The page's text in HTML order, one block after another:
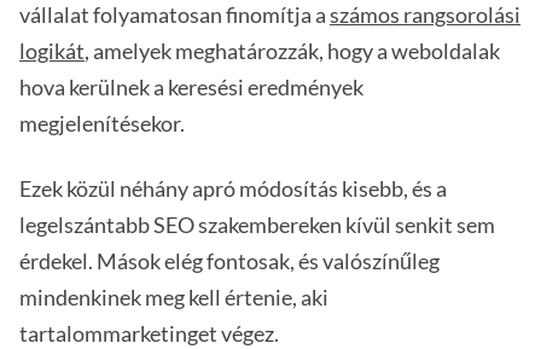
vállalat folyamatosan finomítja aszámos rangsorolási
logikát, amelyek meghatározzák, hogy a weboldalak
hova kerülnek a keresési eredmények
megjelenítésekor.
Ezek közül néhány apró módosítás kisebb, és a
legelszántabb SEO szakembereken kívül senkit sem
érdekel. Mások elég fontosak, és valószínűleg
mindenkinek meg kell értenie, aki
tartalommarketinget végez.